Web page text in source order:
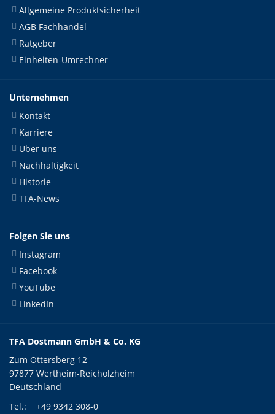
Allgemeine Produktsicherheit
AGB Fachhandel
Ratgeber
Einheiten-Umrechner
Unternehmen
Kontakt
Karriere
Über uns
Nachhaltigkeit
Historie
TFA-News
Folgen Sie uns
Instagram
Facebook
YouTube
LinkedIn
TFA Dostmann GmbH & Co. KG
Zum Ottersberg 12
97877 Wertheim-Reicholzheim
Deutschland
Tel.:
+49 9342 308-0